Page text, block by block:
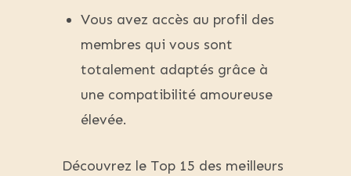
Vous avez accès au profil des
membres qui vous sont
totalement adaptés grâce à
une compatibilité amoureuse
élevée.
Découvrez le Top 15 des meilleurs